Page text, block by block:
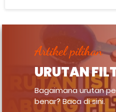
Artikel pilihan
URUTAN
Bagaimana urutan
benar? Baca di sini.